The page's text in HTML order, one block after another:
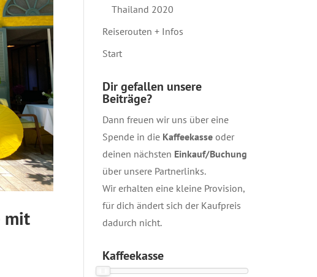
mit
Thailand 2020
Reiserouten + Infos
Start
Dir gefallen unsere
Beiträge?
Dann freuen wir uns über eine
Spende in die Kaffeekasseoder
deinen nächsten Einkauf/Buchung
über unsere Partnerlinks.
Wir erhalten eine kleine Provision,
für dich ändert sich der Kaufpreis
dadurch nicht.
Kaffeekasse